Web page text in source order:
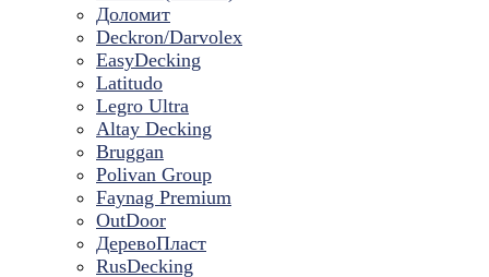
Доломит
Deckron/Darvolex
EasyDecking
Latitudo
Legro Ultra
Altay Decking
Bruggan
Polivan Group
Faynag Premium
OutDoor
ДеревоПласт
RusDecking